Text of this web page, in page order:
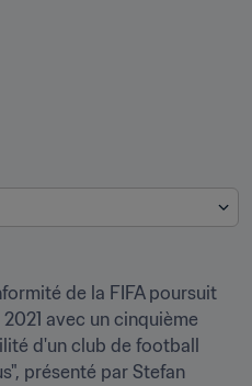
de la FIFA poursuit
avec un cinquième
d'un club de football
présenté par Stefan